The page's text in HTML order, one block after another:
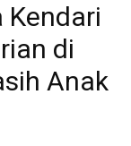
Kendari
di
Anak